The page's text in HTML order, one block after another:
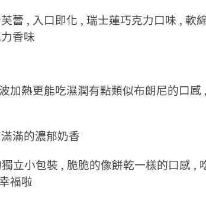
蕾 , 入口即化 , 瑞士蓮巧克力口味 , 軟
香味
加熱更能吃濕潤有點類似布朗尼的口感
滿的濃郁奶香
立小包裝 , 脆脆的像餅乾一樣的口感 ,
福啦